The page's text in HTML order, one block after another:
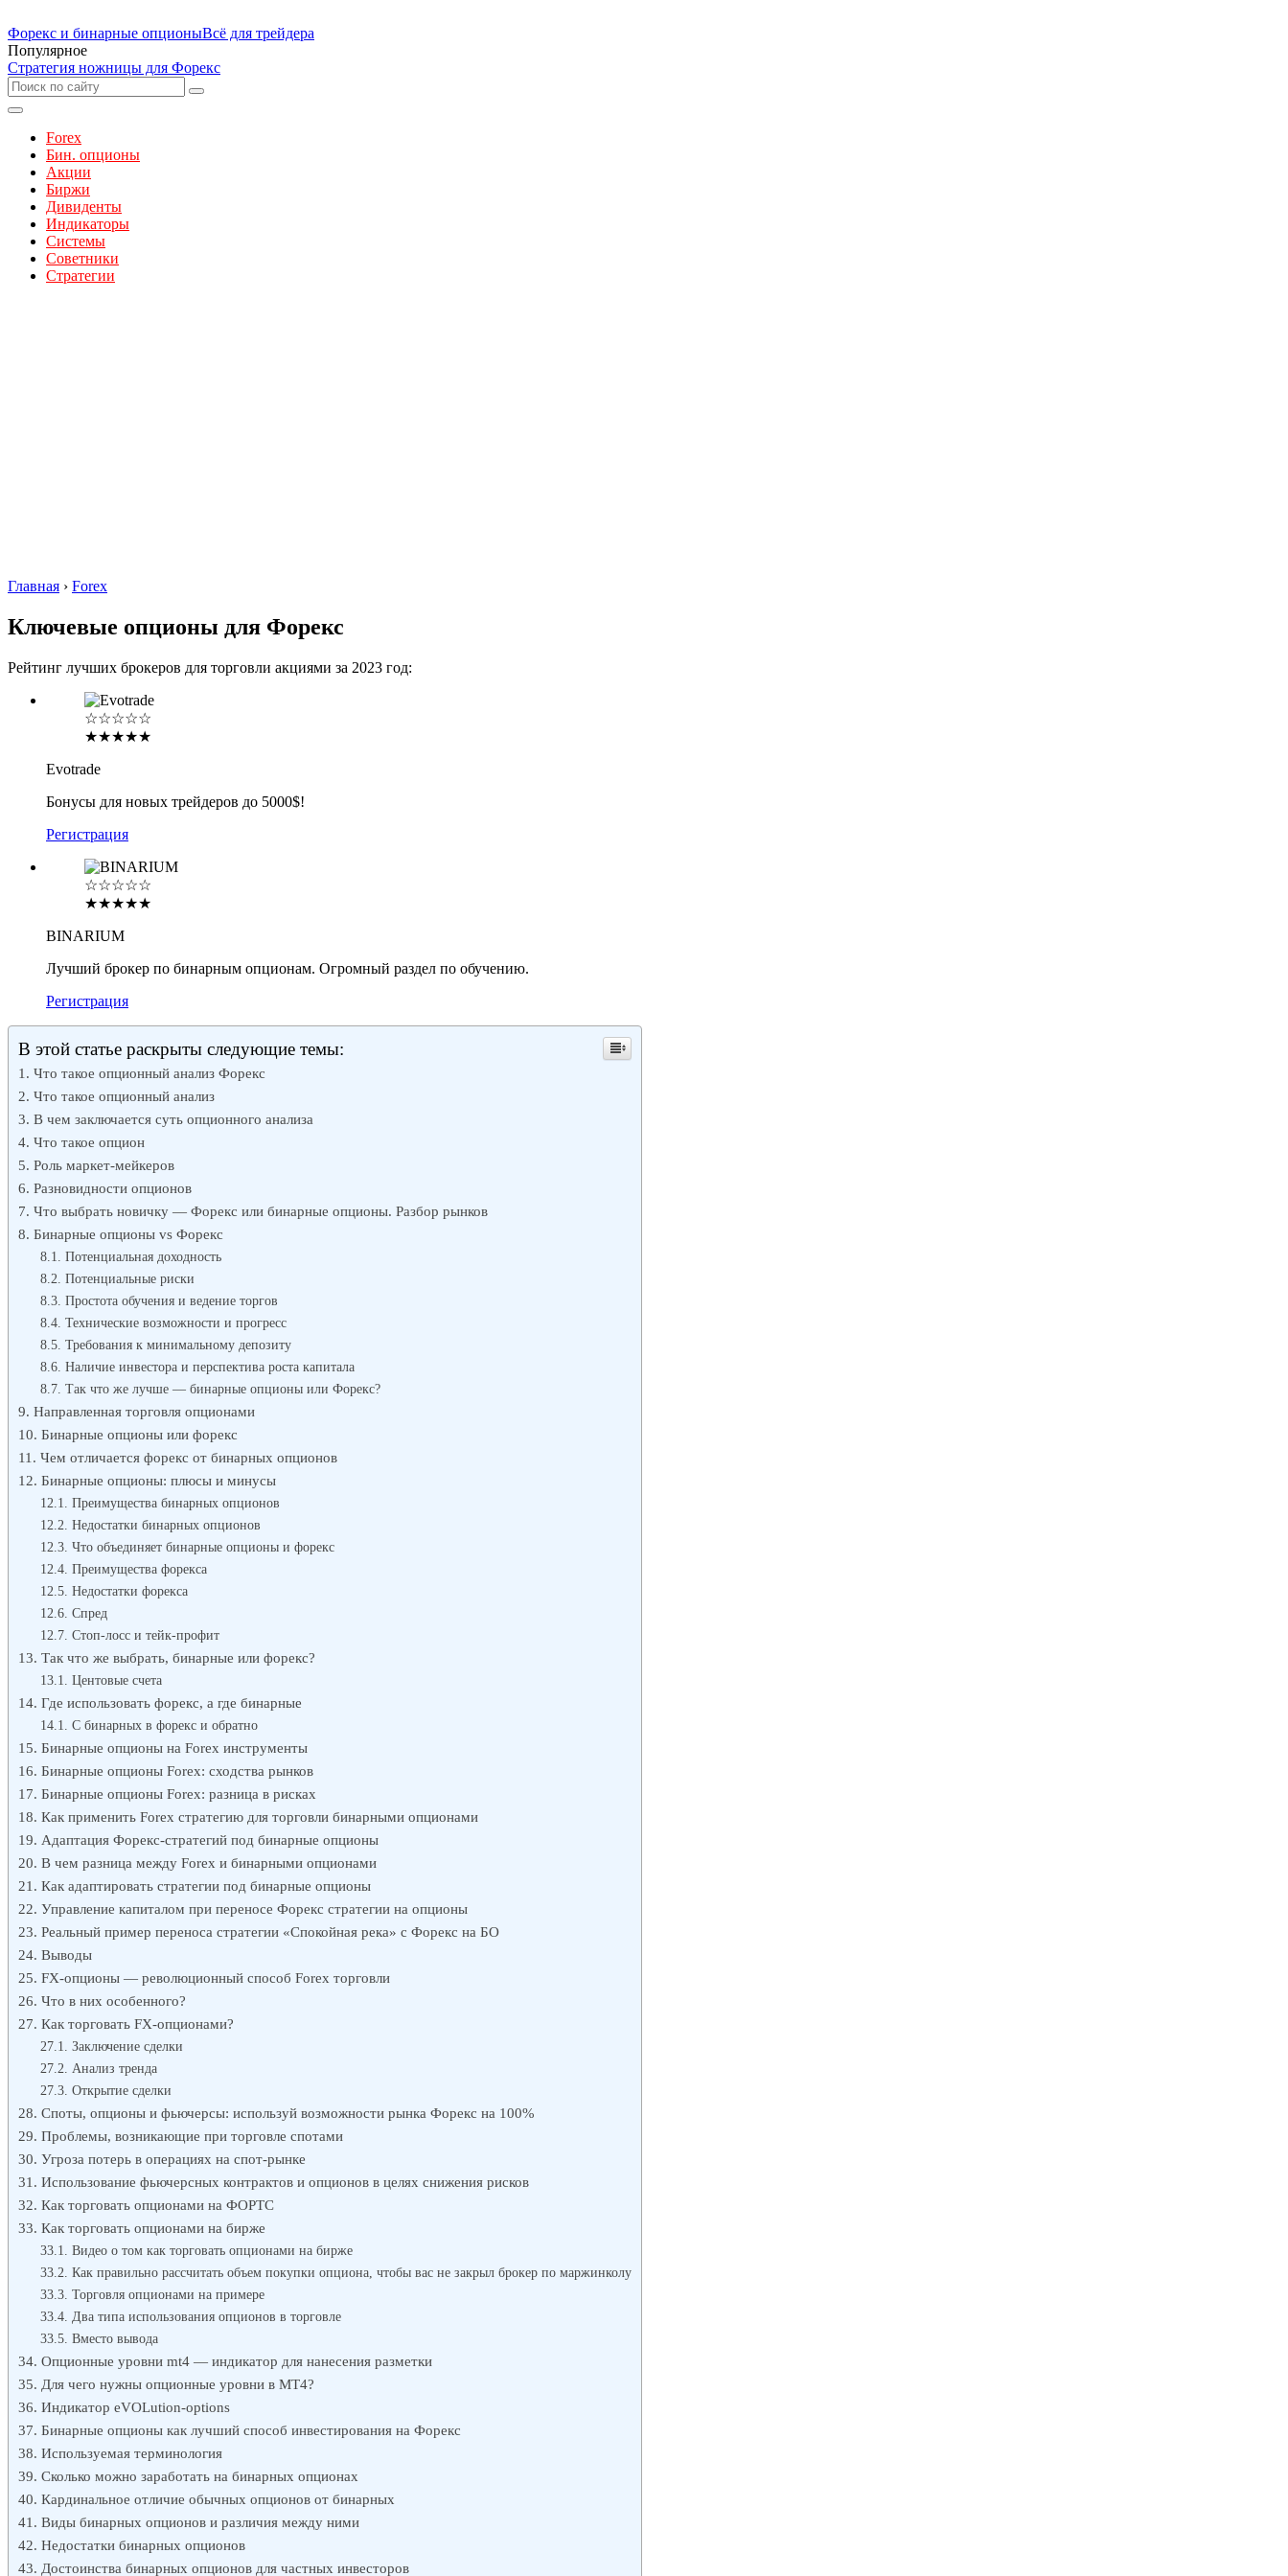
Форекс и бинарные опционыВсё для трейдера
Популярное
Стратегия ножницы для Форекс
Forex
Бин. опционы
Акции
Биржи
Дивиденты
Индикаторы
Системы
Советники
Стратегии
Главная › Forex
Ключевые опционы для Форекс
Рейтинг лучших брокеров для торговли акциями за 2023 год:
☆☆☆☆☆
★★★★★
Evotrade
Бонусы для новых трейдеров до 5000$!
Регистрация
☆☆☆☆☆
★★★★★
BINARIUM
Лучший брокер по бинарным опционам. Огромный раздел по обучению.
Регистрация
В этой статье раскрыты следующие темы:
Что такое опционный анализ Форекс
Что такое опционный анализ
В чем заключается суть опционного анализа
Что такое опцион
Роль маркет-мейкеров
Разновидности опционов
Что выбрать новичку — Форекс или бинарные опционы. Разбор рынков
Бинарные опционы vs Форекс
Потенциальная доходность
Потенциальные риски
Простота обучения и ведение торгов
Технические возможности и прогресс
Требования к минимальному депозиту
Наличие инвестора и перспектива роста капитала
Так что же лучше — бинарные опционы или Форекс?
Направленная торговля опционами
Бинарные опционы или форекс
Чем отличается форекс от бинарных опционов
Бинарные опционы: плюсы и минусы
Преимущества бинарных опционов
Недостатки бинарных опционов
Что объединяет бинарные опционы и форекс
Преимущества форекса
Недостатки форекса
Спред
Стоп-лосс и тейк-профит
Так что же выбрать, бинарные или форекс?
Центовые счета
Где использовать форекс, а где бинарные
С бинарных в форекс и обратно
Бинарные опционы на Forex инструменты
Бинарные опционы Forex: сходства рынков
Бинарные опционы Forex: разница в рисках
Как применить Forex стратегию для торговли бинарными опционами
Адаптация Форекс-стратегий под бинарные опционы
В чем разница между Forex и бинарными опционами
Как адаптировать стратегии под бинарные опционы
Управление капиталом при переносе Форекс стратегии на опционы
Реальный пример переноса стратегии «Спокойная река» с Форекс на БО
Выводы
FX-опционы — революционный способ Forex торговли
Что в них особенного?
Как торговать FX-опционами?
Заключение сделки
Анализ тренда
Открытие сделки
Споты, опционы и фьючерсы: используй возможности рынка Форекс на 100%
Проблемы, возникающие при торговле спотами
Угроза потерь в операциях на спот-рынке
Использование фьючерсных контрактов и опционов в целях снижения рисков
Как торговать опционами на ФОРТС
Как торговать опционами на бирже
Видео о том как торговать опционами на бирже
Как правильно рассчитать объем покупки опциона, чтобы вас не закрыл брокер по маржинколу
Торговля опционами на примере
Два типа использования опционов в торговле
Вместо вывода
Опционные уровни mt4 — индикатор для нанесения разметки
Для чего нужны опционные уровни в MT4?
Индикатор eVOLution-options
Бинарные опционы как лучший способ инвестирования на Форекс
Используемая терминология
Сколько можно заработать на бинарных опционах
Кардинальное отличие обычных опционов от бинарных
Виды бинарных опционов и различия между ними
Недостатки бинарных опционов
Достоинства бинарных опционов для частных инвесторов